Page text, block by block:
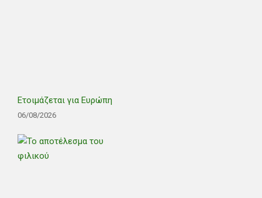
Ετοιμάζεται για Ευρώπη
06/08/2026